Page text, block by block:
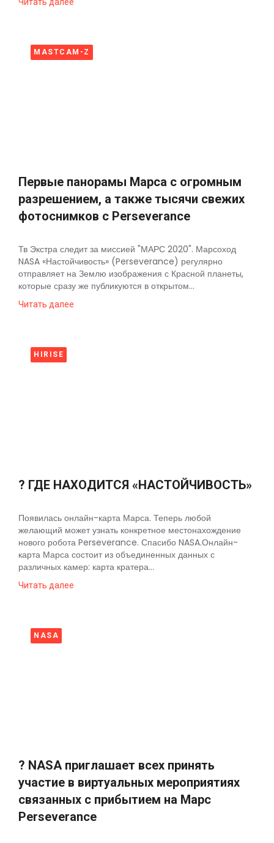
MASTCAM-Z
Первые панорамы Марса с огромным
разрешением, а также тысячи свежих
фотоснимков с Perseverance
Тв Экстра следит за миссией "МАРС 2020". Марсоход
NASA «Настойчивость» (Perseverance) регулярно
отправляет на Землю изображения с Красной планеты,
которые сразу же публикуются в открытом...
Читать далее
HIRISE
? ГДЕ НАХОДИТСЯ «НАСТОЙЧИВОСТЬ»
Появилась онлайн-карта Марса. Теперь любой
желающий может узнать конкретное местонахождение
нового робота Perseverance. Спасибо NASA.Онлайн-
карта Марса состоит из объединенных данных с
различных камер: карта кратера...
Читать далее
NASA
? NASA приглашает всех принять
участие в виртуальных мероприятиях
связанных с прибытием на Марс
Perseverance